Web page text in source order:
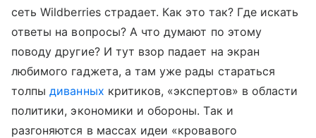
сеть Wildberries страдает. Как это так? Где искать
ответы на вопросы? А что думают по этому
поводу другие? И тут взор падает на экран
любимого гаджета, а там уже рады стараться
толпыдиванных критиков, «экспертов» в области
политики, экономики и обороны. Так и
разгоняются в массах идеи «кровавого